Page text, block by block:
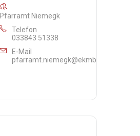
Pfarramt Niemegk
Telefon
033843 51338
E-Mail
pfarramt.niemegk@ekmb.de